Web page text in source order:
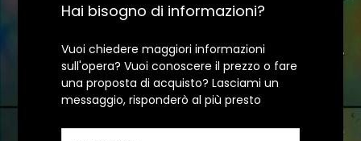
Hai bisogno di informazioni?
Vuoi chiedere maggiori informazioni
sull'opera? Vuoi conoscere il prezzo o fare
una proposta di acquisto? Lasciami un
messaggio, risponderò al più presto